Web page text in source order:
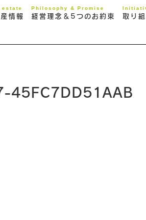
estate
情報
Philosophy & Promise
経営理念＆5つのお約束 取り